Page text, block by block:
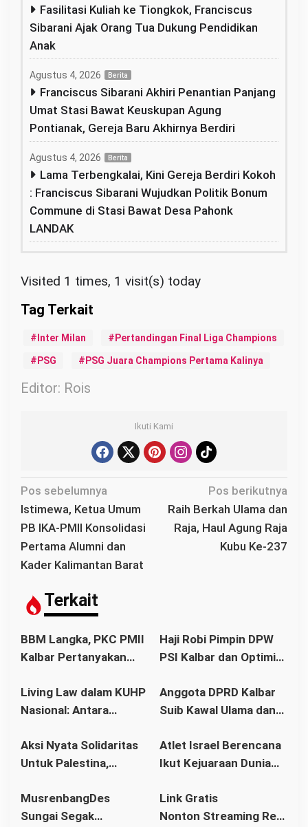
Fasilitasi Kuliah ke Tiongkok, Franciscus
Sibarani Ajak Orang Tua Dukung Pendidikan
Anak
Agustus 4, 2026 Berita
Franciscus Sibarani Akhiri Penantian Panjang
Umat Stasi Bawat Keuskupan Agung
Pontianak, Gereja Baru Akhirnya Berdiri
Agustus 4, 2026 Berita
Lama Terbengkalai, Kini Gereja Berdiri Kokoh
: Franciscus Sibarani Wujudkan Politik Bonum
Commune di Stasi Bawat Desa Pahonk
LANDAK
Visited 1 times, 1 visit(s) today
Inter Milan Pertandingan Final Liga Champions
PSG PSG Juara Champions Pertama Kalinya
Editor: Rois
Ikuti Kami
N
a
v
i
g
s
p
o
Pos sebelumnya
Istimewa, Ketua Umum
PB IKA-PMII Konsolidasi
Pertama Alumni dan
Kader Kalimantan Barat
Pos berikutnya
Raih Berkah Ulama dan
Raja, Haul Agung Raja
Kubu Ke-237
Terkait
BBM Langka, PKC PMII
Kalbar Pertanyakan
Terkait Stok BBM
Aman
Haji Robi Pimpin DPW
PSI Kalbar dan Optimis
Living Law dalam KUHP
Nasional: Antara
Legalitas
Anggota DPRD Kalbar
Suib Kawal Ulama dan
Aksi Nyata Solidaritas
Untuk Palestina,
Pontianak Ikuti Senam
Sehat dan
Atlet Israel Berencana
Ikut Kejuaraan Dunia
Kata Menlu
MusrenbangDes
Sungai Segak
Link Gratis
Nonton Streaming Real